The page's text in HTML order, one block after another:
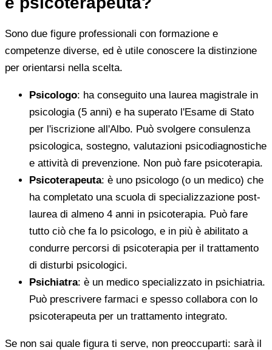
Sono due figure professionali con formazione e
competenze diverse, ed è utile conoscere la distinzione
per orientarsi nella scelta.
Psicologo: ha conseguito una laurea magistrale in
psicologia (5 anni) e ha superato l'Esame di Stato
per l'iscrizione all'Albo. Può svolgere consulenza
psicologica, sostegno, valutazioni psicodiagnostiche
e attività di prevenzione. Non può fare psicoterapia.
Psicoterapeuta: è uno psicologo (o un medico) che
ha completato una scuola di specializzazione post-
laurea di almeno 4 anni in psicoterapia. Può fare
tutto ciò che fa lo psicologo, e in più è abilitato a
condurre percorsi di psicoterapia per il trattamento
di disturbi psicologici.
Psichiatra: è un medico specializzato in psichiatria.
Può prescrivere farmaci e spesso collabora con lo
psicoterapeuta per un trattamento integrato.
Se non sai quale figura ti serve, non preoccuparti: sarà il